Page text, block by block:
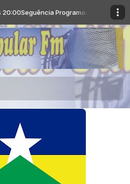
Seguência Programada com Rádio